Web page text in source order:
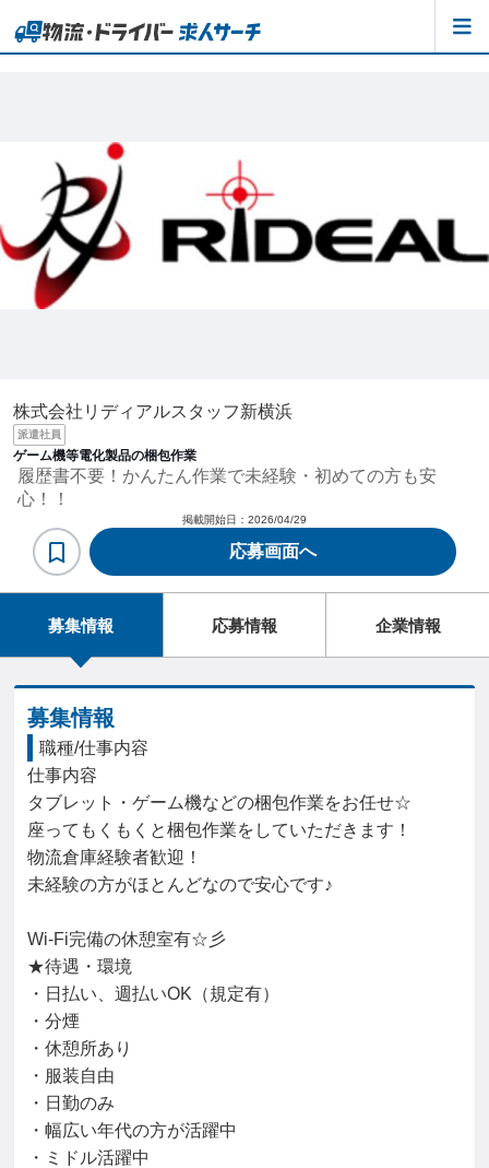
株式会社リディアルスタッフ新横浜
派遣社員
ゲーム機等電化製品の梱包作業
履歴書不要！かんたん作業で未経験・初めての方も安
心！！
掲載開始日： 2026/04/29
応募画面へ
募集情報 応募情報 企業情報
募集情報
職種/仕事内容
仕事内容
タブレット・ゲーム機などの梱包作業をお任せ☆
座ってもくもくと梱包作業をしていただきます！
物流倉庫経験者歓迎！
未経験の方がほとんどなので安心です♪
Wi-Fi完備の休憩室有☆彡
★待遇・環境
・日払い、週払いOK（規定有）
・分煙
・休憩所あり
・服装自由
・日勤のみ
・幅広い年代の方が活躍中
・ミドル活躍中